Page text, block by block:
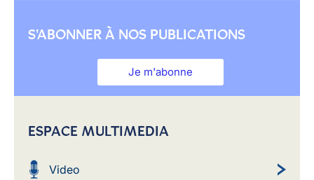
S'ABONNER À NOS PUBLICATIONS
Je m'abonne
ESPACE MULTIMEDIA
Video